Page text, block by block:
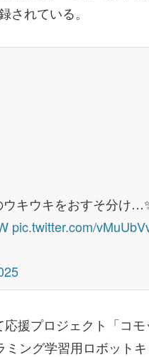
されている。
キウキをおすそ分け
pic.twitter.com/
援プロジェクト「コモ
ング学習用ロボット